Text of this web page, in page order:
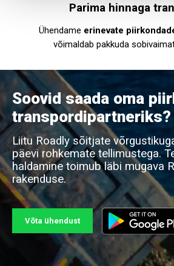
Parima hinnaga
Ühendame erinevate
võimaldab pakkuda
Soovid saada oma
transpordipartneriks?
Liitu Roadly sõitjate
päevi rohkemate tellimustega.
haldamine toimub läbi mugava
rakenduse.
Võta ühendust